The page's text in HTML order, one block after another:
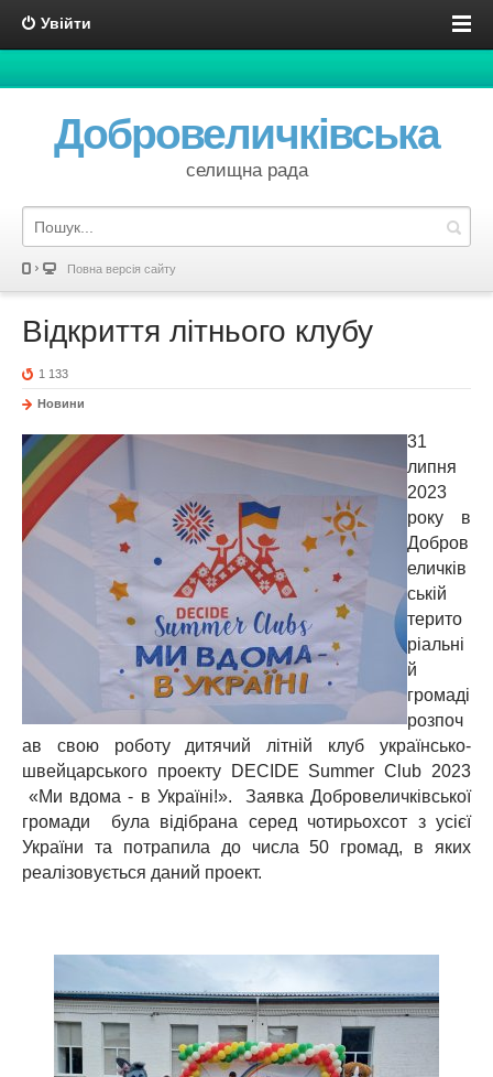
Увійти
Добровеличківська
селищна рада
Повна версія сайту
Відкриття літнього клубу
1 133
Новини
31
липня
2023
року в
Добров
еличків
ській
терито
ріальні
й
громаді
розпоч
ав свою роботу дитячий літній клуб українсько-
швейцарського проекту DECIDE Summer Club 2023
«Ми вдома - в Україні!». Заявка Добровеличківської
громади була відібрана серед чотирьохсот з усієї
України та потрапила до числа 50 громад, в яких
реалізовується даний проект.